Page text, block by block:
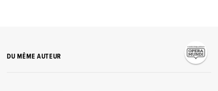
DU MÊME AUTEUR